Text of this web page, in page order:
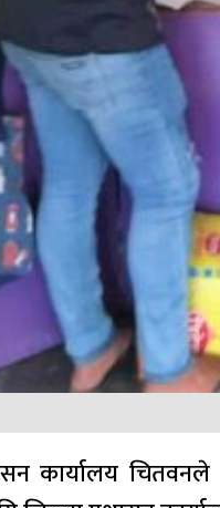
कार्यालय